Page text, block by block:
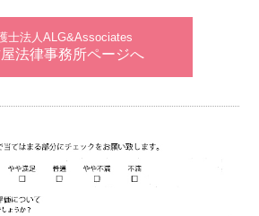
士法人ALG&Associates
法律事務所ページへ